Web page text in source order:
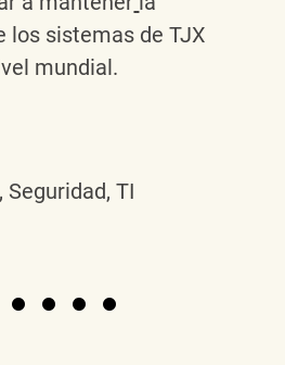
los sistemas de TJX
mundial.
, Seguridad, TI